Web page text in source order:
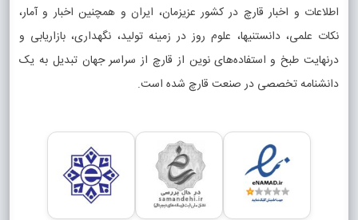
اطلاعات و اخبار قارچ در کشور عزیزمان، ایران و همچنین اخبار و آمار،
نکات علمی، دانستنیها، علوم روز در زمینه تولید، نگهداری، بازاریابی و
درنهایت طبخ و استفاده‌های نوین از قارچ از سراسر جهان تبدیل به یک
دانشنامه تخصصی در صنعت قارچ شده است.